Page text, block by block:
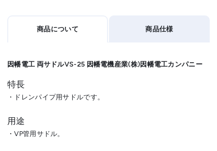
商品について
因幡電工 両サドルVS-25 因幡電機産業(株)因幡電工カンパニー
特長
・ドレンパイプ用サドルです。
用途
・VP管用サドル。
商品仕様